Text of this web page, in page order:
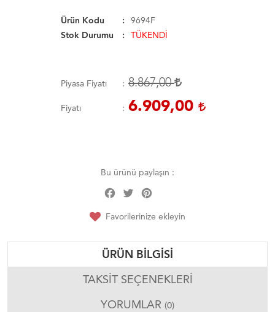
Ürün Kodu
9694F
Stok Durumu
TÜKENDİ
Piyasa Fiyatı 8.867,00
Fiyatı 6.909,00
Bu ürünü paylaşın :
Facebook
Twitter
Favorilerinize ekleyin
ÜRÜN BILGISI
TAKSIT SEÇENEKLERI
YORUMLAR (0)